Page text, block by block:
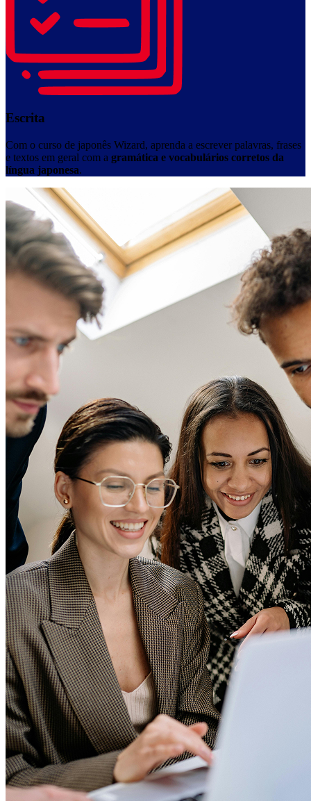
Escrita
Com o curso de japonês Wizard, aprenda a escrever palavras, frases
e textos em geral com a gramática e vocabulários corretos da
língua japonesa.